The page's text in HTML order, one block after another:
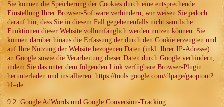
Sie können die Speicherung der Cookies durch eine entsprechende
Einstellung Ihrer Browser-Software verhindern; wir weisen Sie jedoch
darauf hin, dass Sie in diesem Fall gegebenenfalls nicht sämtliche
Funktionen dieser Website vollumfänglich werden nutzen können. Sie
können darüber hinaus die Erfassung der durch den Cookie erzeugten und
auf Ihre Nutzung der Website bezogenen Daten (inkl. Ihrer IP-Adresse)
an Google sowie die Verarbeitung dieser Daten durch Google verhindern,
indem Sie das unter dem folgenden Link verfügbare Browser-Plugin
herunterladen und installieren: https://tools.google.com/dlpage/gaoptout?
hl=de.
9.2 Google AdWords und Google Conversion-Tracking